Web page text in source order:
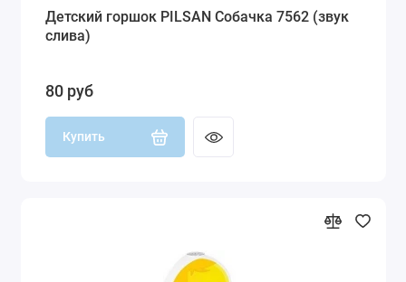
Детский горшок PILSAN Собачка 7562 (звук
слива)
80 руб
Купить